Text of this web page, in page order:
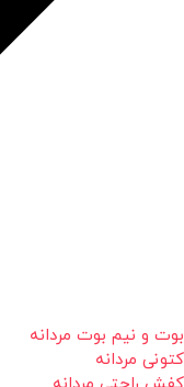
بوت و نیم بوت مردانه
کتونی مردانه